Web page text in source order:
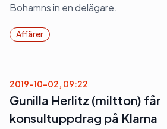
Bohamns in en delägare.
Affärer
2019-10-02, 09:22
Gunilla Herlitz (miltton) får
konsultuppdrag på Klarna